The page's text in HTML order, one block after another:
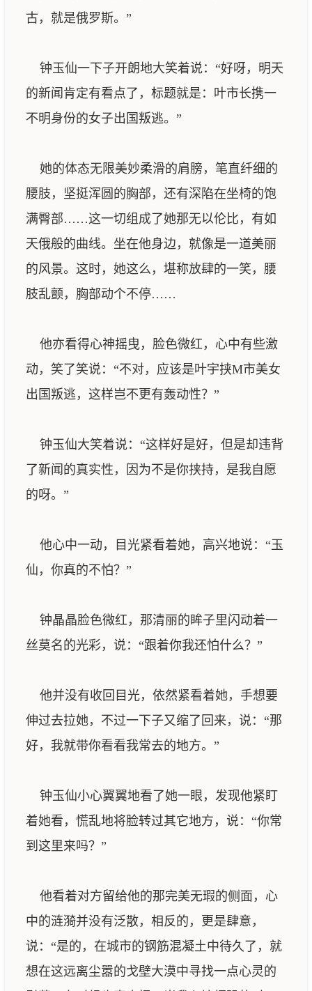
古，就是俄罗斯。”
钟玉仙一下子开朗地大笑着说：“好呀，明天
的新闻肯定有看点了，标题就是：叶市长携一
不明身份的女子出国叛逃。”
她的体态无限美妙柔滑的肩膀，笔直纤细的
腰肢，坚挺浑圆的胸部，还有深陷在坐椅的饱
满臀部……这一切组成了她那无以伦比，有如
天俄般的曲线。坐在他身边，就像是一道美丽
的风景。这时，她这么，堪称放肆的一笑，腰
肢乱颤，胸部动个不停……
他亦看得心神摇曳，脸色微红，心中有些激
动，笑了笑说：“不对，应该是叶宇挟M市美女
出国叛逃，这样岂不更有轰动性？”
钟玉仙大笑着说：“这样好是好，但是却违背
了新闻的真实性，因为不是你挟持，是我自愿
的呀。”
他心中一动，目光紧看着她，高兴地说：“玉
仙，你真的不怕？”
钟晶晶脸色微红，那清丽的眸子里闪动着一
丝莫名的光彩，说：“跟着你我还怕什么？”
他并没有收回目光，依然紧看着她，手想要
伸过去拉她，不过一下子又缩了回来，说：“那
好，我就带你看看我常去的地方。”
钟玉仙小心翼翼地看了她一眼，发现他紧盯
着她看，慌乱地将脸转过其它地方，说：“你常
到这里来吗？”
他看着对方留给他的那完美无瑕的侧面，心
中的涟漪并没有泛散，相反的，更是肆意，
说：“是的，在城市的钢筋混凝土中待久了，就
想在这远离尘嚣的戈壁大漠中寻找一点心灵的